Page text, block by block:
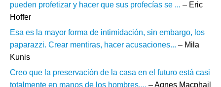
pueden profetizar y hacer que sus profecías se ... – Eric
Hoffer
Esa es la mayor forma de intimidación, sin embargo, los
paparazzi. Crear mentiras, hacer acusaciones... – Mila
Kunis
Creo que la preservación de la casa en el futuro está casi
totalmente en manos de los hombres.... – Agnes Macphail